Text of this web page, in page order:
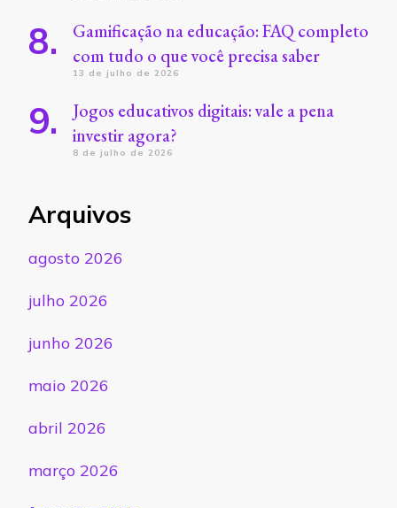
Gamificação na educação: FAQ completo
com tudo o que você precisa saber
13 de julho de 2026
Jogos educativos digitais: vale a pena
investir agora?
8 de julho de 2026
Arquivos
agosto 2026
julho 2026
junho 2026
maio 2026
abril 2026
março 2026